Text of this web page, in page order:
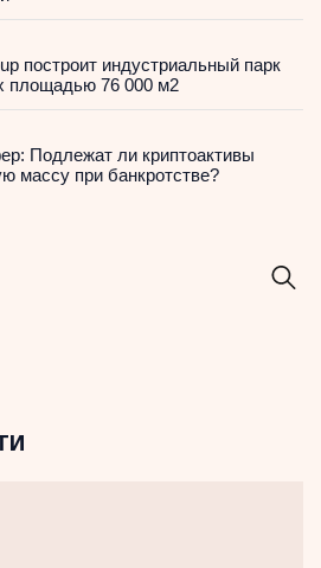
построит индустриальный парк
площадью 76 000 м2
Подлежат ли криптоактивы
массу при банкротстве?